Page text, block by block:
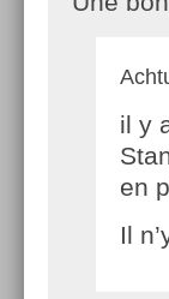
il y
en
Il